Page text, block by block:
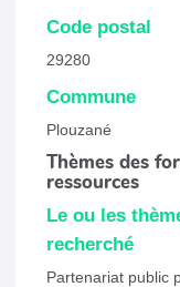
Code postal
29280
Commune
Plouzané
Thèmes des
ressources
Le ou les
recherché
Partenariat public